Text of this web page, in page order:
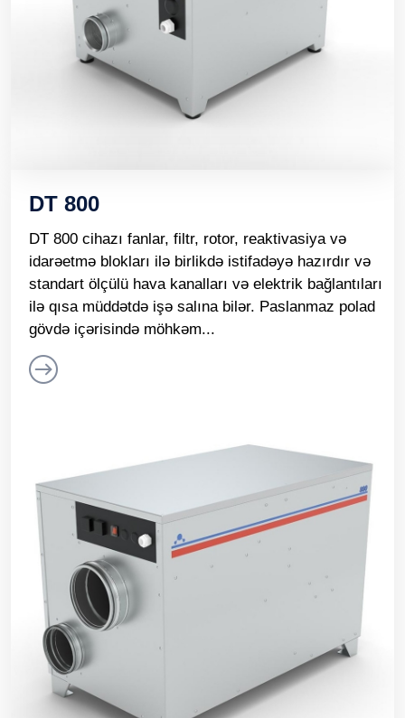
DT 800
DT 800 cihazı fanlar, filtr, rotor, reaktivasiya və
idarəetmə blokları ilə birlikdə istifadəyə hazırdır və
standart ölçülü hava kanalları və elektrik bağlantıları
ilə qısa müddətdə işə salına bilər. Paslanmaz polad
gövdə içərisində möhkəm...